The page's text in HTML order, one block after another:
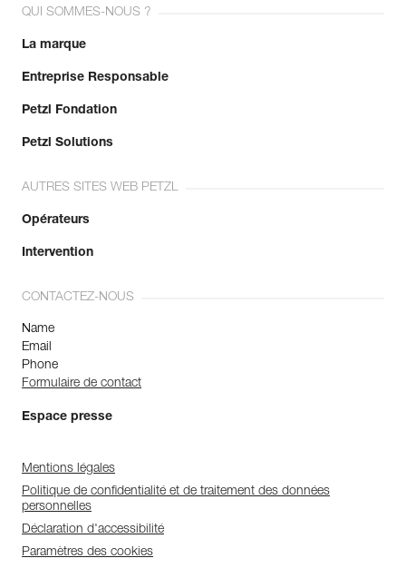
QUI SOMMES-NOUS ?
La marque
Entreprise Responsable
Petzl Fondation
Petzl Solutions
AUTRES SITES WEB PETZL
Opérateurs
Intervention
CONTACTEZ-NOUS
Name
Email
Phone
Formulaire de contact
Espace presse
Mentions légales
Politique de confidentialité et de traitement des données
personnelles
Déclaration d'accessibilité
Paramètres des cookies